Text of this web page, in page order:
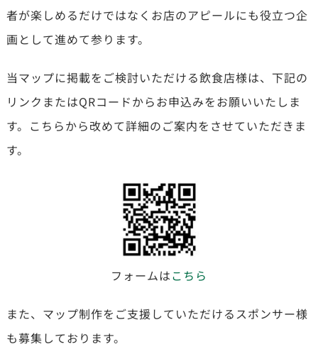
者が楽しめるだけではなくお店のアピールにも役立つ企
画として進めて参ります。
当マップに掲載をご検討いただける飲食店様は、下記の
リンクまたはQRコードからお申込みをお願いいたしま
す。こちらから改めて詳細のご案内をさせていただきま
す。
フォームはこちら
また、マップ制作をご支援していただけるスポンサー様
も募集しております。